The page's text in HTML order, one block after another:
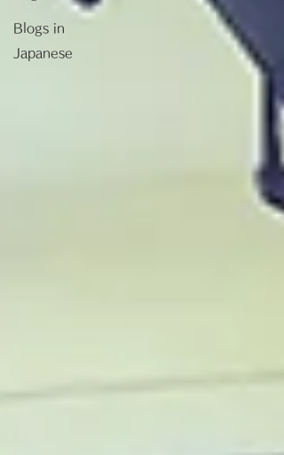
Blogs in
Japanese